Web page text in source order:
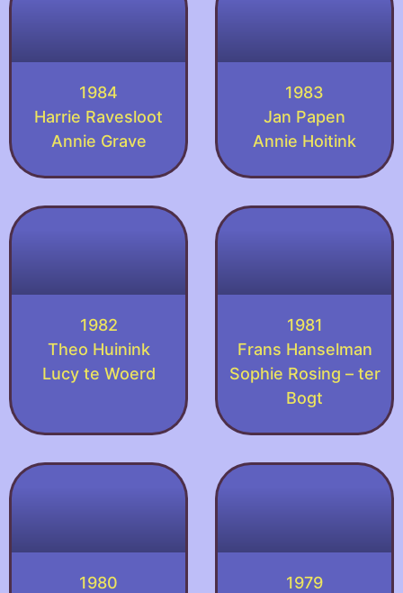
1984
Harrie Ravesloot
Annie Grave
1983
Jan Papen
Annie Hoitink
1982
Theo Huinink
Lucy te Woerd
1981
Frans Hanselman
Sophie Rosing – ter
Bogt
1980
1979